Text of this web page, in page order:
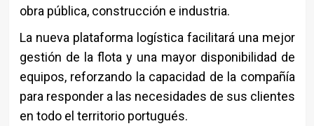
obra pública, construcción e industria.
La nueva plataforma logística facilitará una mejor
gestión de la flota y una mayor disponibilidad de
equipos, reforzando la capacidad de la compañía
para responder a las necesidades de sus clientes
en todo el territorio portugués.